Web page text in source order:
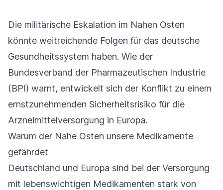
Die militärische Eskalation im Nahen Osten
könnte weitreichende Folgen für das deutsche
Gesundheitssystem haben. Wie der
Bundesverband der Pharmazeutischen Industrie
(BPI) warnt, entwickelt sich der Konflikt zu einem
ernstzunehmenden Sicherheitsrisiko für die
Arzneimittelversorgung in Europa.
Warum der Nahe Osten unsere Medikamente
gefährdet
Deutschland und Europa sind bei der Versorgung
mit lebenswichtigen Medikamenten stark von